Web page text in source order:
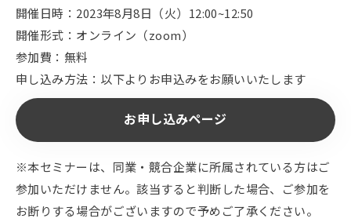
開催日時：2023年8月8日（火）12:00~12:50
開催形式：オンライン（zoom）
参加費：無料
申し込み方法：以下よりお申込みをお願いいたします
お申し込みページ
※本セミナーは、同業・競合企業に所属されている方はご
参加いただけません。該当すると判断した場合、ご参加を
お断りする場合がございますので予めご了承ください。